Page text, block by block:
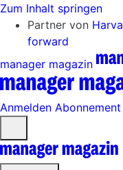
Zum Inhalt springen
Partner von
forward
manager magazin
Anmelden Abonnement
öffnen